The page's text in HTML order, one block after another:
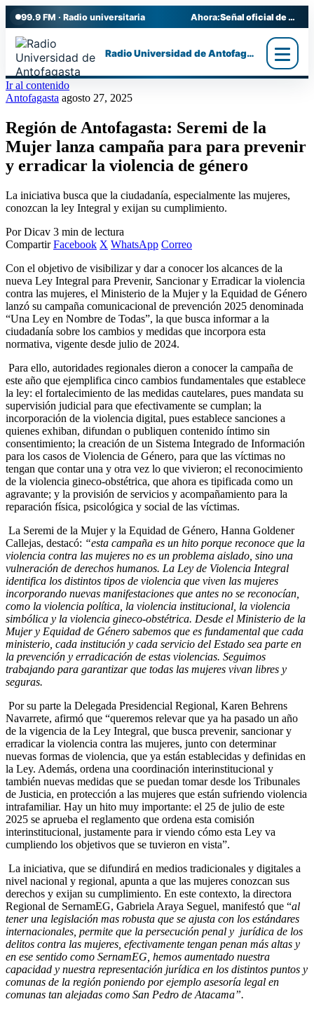
99.9 FM · Radio universitaria Ahora: Señal oficial de Radio UA
Radio Universidad de Antofagasta
Ir al contenido
Antofagasta agosto 27, 2025
Región de Antofagasta: Seremi de la
Mujer lanza campaña para para prevenir
y erradicar la violencia de género
La iniciativa busca que la ciudadanía, especialmente las mujeres,
conozcan la ley Integral y exijan su cumplimiento.
Por Dicav 3 min de lectura
Compartir Facebook X WhatsApp Correo
Con el objetivo de visibilizar y dar a conocer los alcances de la
nueva Ley Integral para Prevenir, Sancionar y Erradicar la violencia
contra las mujeres, el Ministerio de la Mujer y la Equidad de Género
lanzó su campaña comunicacional de prevención 2025 denominada
“Una Ley en Nombre de Todas”, la que busca informar a la
ciudadanía sobre los cambios y medidas que incorpora esta
normativa, vigente desde julio de 2024.
Para ello, autoridades regionales dieron a conocer la campaña de
este año que ejemplifica cinco cambios fundamentales que establece
la ley: el fortalecimiento de las medidas cautelares, pues mandata su
supervisión judicial para que efectivamente se cumplan; la
incorporación de la violencia digital, pues establece sanciones a
quienes exhiban, difundan o publiquen contenido íntimo sin
consentimiento; la creación de un Sistema Integrado de Información
para los casos de Violencia de Género, para que las víctimas no
tengan que contar una y otra vez lo que vivieron; el reconocimiento
de la violencia gineco-obstétrica, que ahora es tipificada como un
agravante; y la provisión de servicios y acompañamiento para la
reparación física, psicológica y social de las víctimas.
La Seremi de la Mujer y la Equidad de Género, Hanna Goldener
Callejas, destacó: “esta campaña es un hito porque reconoce que la
violencia contra las mujeres no es un problema aislado, sino una
vulneración de derechos humanos. La Ley de Violencia Integral
identifica los distintos tipos de violencia que viven las mujeres
incorporando nuevas manifestaciones que antes no se reconocían,
como la violencia política, la violencia institucional, la violencia
simbólica y la violencia gineco-obstétrica. Desde el Ministerio de la
Mujer y Equidad de Género sabemos que es fundamental que cada
ministerio, cada institución y cada servicio del Estado sea parte en
la prevención y erradicación de estas violencias. Seguimos
trabajando para garantizar que todas las mujeres vivan libres y
seguras.
Por su parte la Delegada Presidencial Regional, Karen Behrens
Navarrete, afirmó que “queremos relevar que ya ha pasado un año
de la vigencia de la Ley Integral, que busca prevenir, sancionar y
erradicar la violencia contra las mujeres, junto con determinar
nuevas formas de violencia, que ya están establecidas y definidas en
la Ley. Además, ordena una coordinación interinstitucional y
también nuevas medidas que se puedan tomar desde los Tribunales
de Justicia, en protección a las mujeres que están sufriendo violencia
intrafamiliar. Hay un hito muy importante: el 25 de julio de este
2025 se aprueba el reglamento que ordena esta comisión
interinstitucional, justamente para ir viendo cómo esta Ley va
cumpliendo los objetivos que se tuvieron en vista”.
La iniciativa, que se difundirá en medios tradicionales y digitales a
nivel nacional y regional, apunta a que las mujeres conozcan sus
derechos y exijan su cumplimiento. En este contexto, la directora
Regional de SernamEG, Gabriela Araya Seguel, manifestó que “al
tener una legislación mas robusta que se ajusta con los estándares
internacionales, permite que la persecución penal y jurídica de los
delitos contra las mujeres, efectivamente tengan penan más altas y
en ese sentido como SernamEG, hemos aumentado nuestra
capacidad y nuestra representación jurídica en los distintos puntos y
comunas de la región poniendo por ejemplo asesoría legal en
comunas tan alejadas como San Pedro de Atacama”.